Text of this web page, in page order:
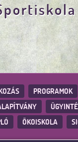
PROGRAMOK
ÖKOISKOLA